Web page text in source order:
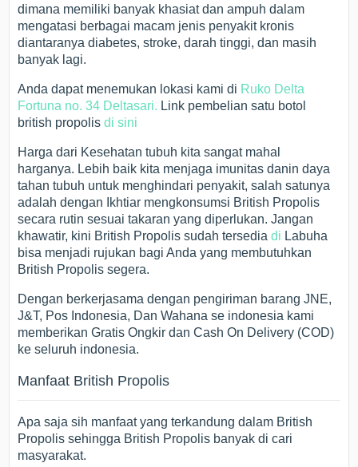
dimana memiliki banyak khasiat dan ampuh dalam
mengatasi berbagai macam jenis penyakit kronis
diantaranya diabetes, stroke, darah tinggi, dan masih
banyak lagi.
Anda dapat menemukan lokasi kami di Ruko Delta
Fortuna no. 34 Deltasari. Link pembelian satu botol
british propolisdi sini
Harga dari Kesehatan tubuh kita sangat mahal
harganya. Lebih baik kita menjaga imunitas danin daya
tahan tubuh untuk menghindari penyakit, salah satunya
adalah dengan Ikhtiar mengkonsumsi British Propolis
secara rutin sesuai takaran yang diperlukan. Jangan
khawatir, kini British Propolis sudah tersediadi Labuha
bisa menjadi rujukan bagi Anda yang membutuhkan
British Propolis segera.
Dengan berkerjasama dengan pengiriman barang JNE,
J&T, Pos Indonesia, Dan Wahana se indonesia kami
memberikan Gratis Ongkir dan Cash On Delivery (COD)
ke seluruh indonesia.
Manfaat British Propolis
Apa saja sih manfaat yang terkandung dalam British
Propolis sehingga British Propolis banyak di cari
masyarakat.